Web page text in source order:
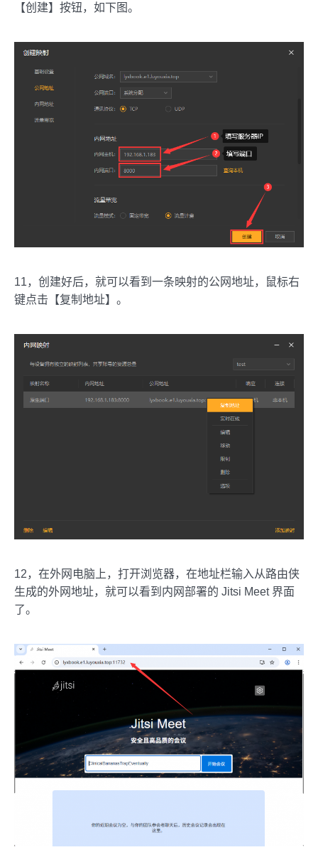
【创建】按钮，如下图。
11，创建好后，就可以看到一条映射的公网地址，鼠标右
键点击【复制地址】。
12，在外网电脑上，打开浏览器，在地址栏输入从路由侠
生成的外网地址，就可以看到内网部署的 Jitsi Meet 界面
了。